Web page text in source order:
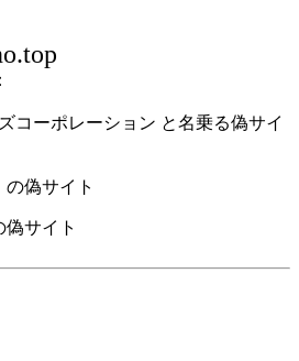
コーポレーション と名乗る偽サイ
偽サイト